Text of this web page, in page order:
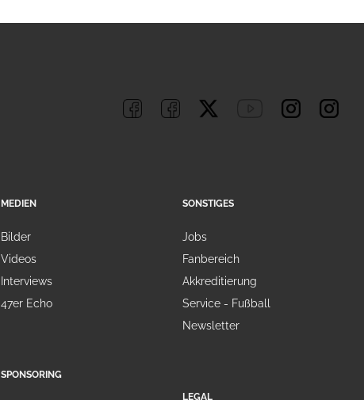
MEDIEN
Bilder
Videos
Interviews
47er Echo
SPONSORING
SONSTIGES
Jobs
Fanbereich
Akkreditierung
Service - Fußball
Newsletter
LEGAL